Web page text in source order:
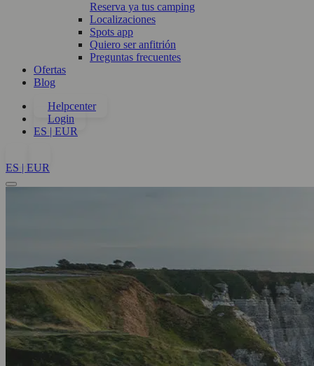
Reserva ya tus camping
Localizaciones
Spots app
Quiero ser anfitrión
Preguntas frecuentes
Ofertas
Blog
Helpcenter
Login
ES | EUR
ES | EUR